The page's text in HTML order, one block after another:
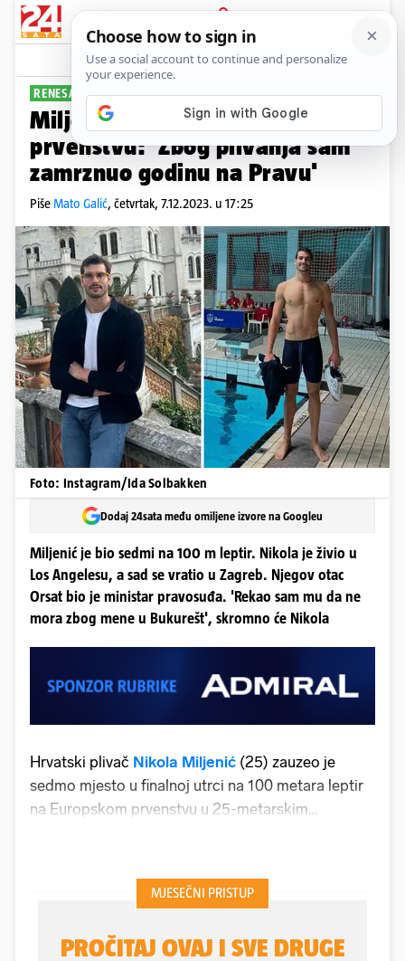
PRIJAVA
Sport Komentari
RENESANSA HRVATSKOG PLIVANJA PLUS+
Miljenić oduševio na Europskom
prvenstvu: 'Zbog plivanja sam
zamrznuo godinu na Pravu'
PišeMato Galić, četvrtak, 7.12.2023. u 17:25
Foto: Instagram/Ida Solbakken
Dodaj 24sata među omiljene izvore na Googleu
Miljenić je bio sedmi na 100 m leptir. Nikola je živio u
Los Angelesu, a sad se vratio u Zagreb. Njegov otac
Orsat bio je ministar pravosuđa. 'Rekao sam mu da ne
mora zbog mene u Bukurešt', skromno će Nikola
Hrvatski plivač Nikola Miljenić (25) zauzeo je
sedmo mjesto u finalnoj utrci na 100 metara leptir
na Europskom prvenstvu u 25-metarskim